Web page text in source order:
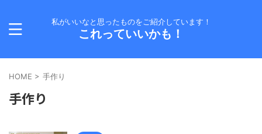
私がいいなと思ったものをご紹介しています！
これっていいかも！
HOME > 手作り
手作り